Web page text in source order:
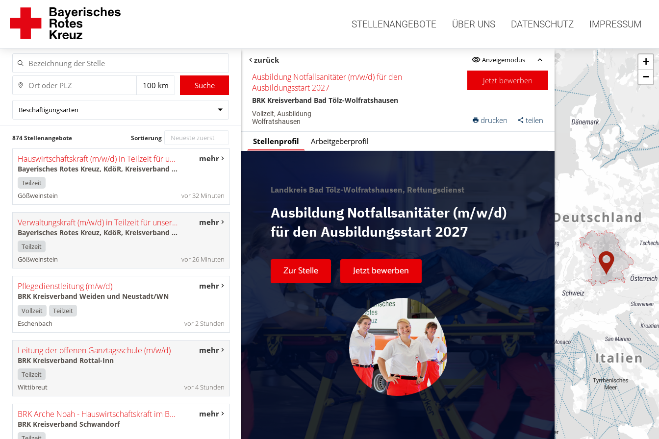
STELLENANGEBOTE ÜBER UNS DATENSCHUTZ IMPRESSUM
Suche
Beschäftigungsarten
874 Stellenangebote Sortierung
Hauswirtschaftskraft (m/w/d) in Teilzeit für unseren ambulanten Pflege- und Betreuungsdienst im Seniorenzentrum in Gößweinstein
Bayerisches Rotes Kreuz, KdöR, Kreisverband Forchheim
Teilzeit
Gößweinstein
mehr
vor 32 Minuten
Verwaltungskraft (m/w/d) in Teilzeit für unser Seniorenzentrum in Gößweinstein
Bayerisches Rotes Kreuz, KdöR, Kreisverband Forchheim
Teilzeit
Gößweinstein
mehr
vor 26 Minuten
Pflegedienstleitung (m/w/d)
BRK Kreisverband Weiden und Neustadt/WN
Vollzeit
Teilzeit
Eschenbach
mehr
vor 2 Stunden
Leitung der offenen Ganztagsschule (m/w/d)
BRK Kreisverband Rottal-Inn
Teilzeit
Wittibreut
mehr
vor 4 Stunden
BRK Arche Noah - Hauswirtschaftskraft im Bereich Reinigung (m/w/d)
BRK Kreisverband Schwandorf
mehr
zurück Anzeigemodus
Ausbildung Notfallsanitäter (m/w/d) für den
Ausbildungsstart 2027
BRK Kreisverband Bad Tölz-Wolfratshausen
Vollzeit, Ausbildung
Wolfratshausen
Jetzt bewerben
drucken teilen
Stellenprofil Arbeitgeberprofil
364
188
169
153
+
−